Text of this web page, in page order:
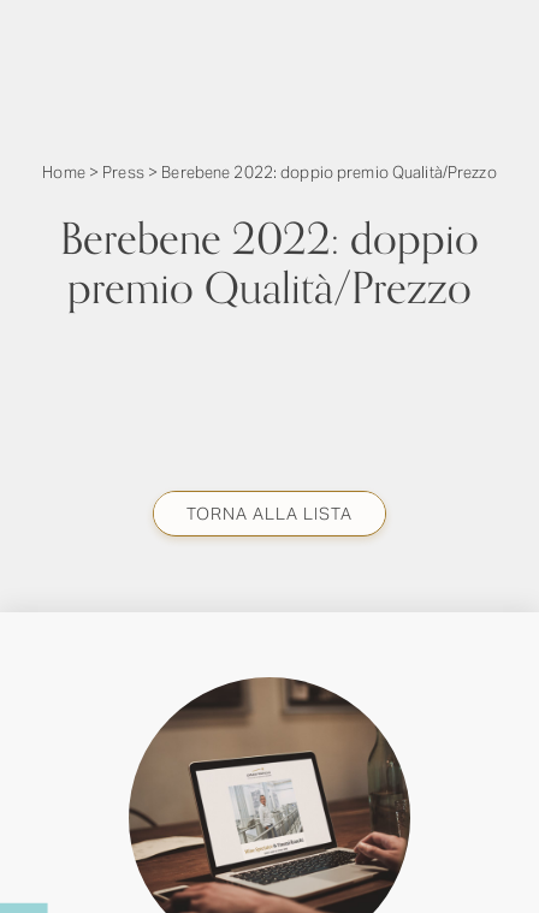
Home> Press> Berebene 2022: doppio premio Qualità/Prezzo
Berebene 2022: doppio
premio Qualità/Prezzo
TORNA ALLA LISTA